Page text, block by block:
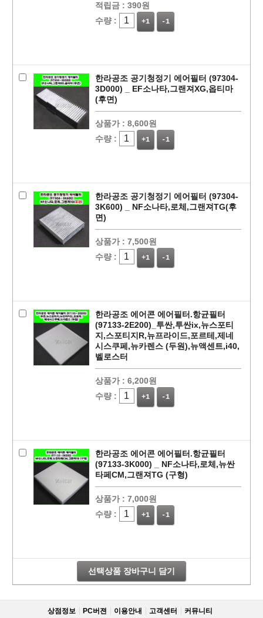
페이코 라이
구매
적립금 : 390원
수량 :
+1 -1
한라공조 공기청정기 에어필터 (97304-
3D000) _ EF소나타,그랜져XG,옵티마
(후면)
상품가 : 8,600원
수량 :
+1 -1
한라공조 공기청정기 에어필터 (97304-
3K600) _ NF소나타,로체,그랜져TG(후
면)
상품가 : 7,500원
수량 :
+1 -1
한라공조 에어콘 에어필터.항균필터
(97133-2E200)_투싼,투싼ix,뉴스포티
지,스포티지R,뉴프라이드,포르테,제네
시스쿠페,뉴카렌스 (두원),뉴액센트,i40,
벨로스터
상품가 : 6,200원
수량 :
+1 -1
한라공조 에어콘 에어필터.항균필터
(97133-3K000) _ NF소나타,로체,뉴싼
타페CM,그랜져TG (구형)
상품가 : 7,000원
수량 :
+1 -1
선택상품 장바구니 담기
상점정보 PC버젼 이용안내 고객센터 커뮤니티